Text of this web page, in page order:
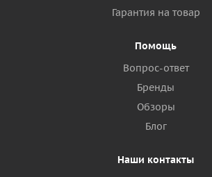
Гарантия на товар
Помощь
Вопрос-ответ
Бренды
Обзоры
Блог
Наши контакты